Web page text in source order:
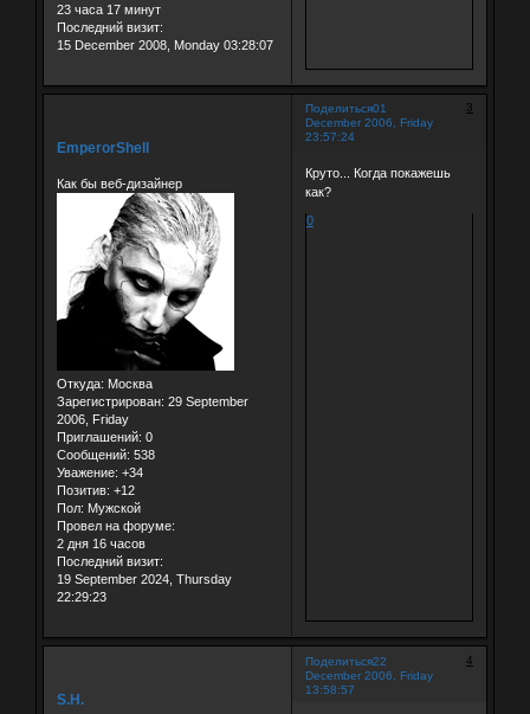
23 часа 17 минут
Последний визит:
15 December 2008, Monday 03:28:07
Поделиться 3
01
December 2006, Friday
23:57:24
EmperorShell
Как бы веб-дизайнер
Откуда: Москва
Зарегистрирован: 29 September
2006, Friday
Приглашений: 0
Сообщений: 538
Уважение: +34
Позитив: +12
Пол: Мужской
Провел на форуме:
2 дня 16 часов
Последний визит:
19 September 2024, Thursday
22:29:23
Круто... Когда покажешь
как?
0
Поделиться 4
22
December 2006, Friday
13:58:57
S.H.